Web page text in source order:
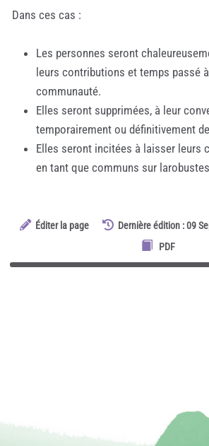
Dans ces cas :
Les personnes seront
leurs contributions et temps passé
communauté.
Elles seront supprimées, à leur
temporairement ou définitivement
Elles seront incitées à laisser leurs
en tant que communs sur
Éditer la page Dernière édition : 09
PDF